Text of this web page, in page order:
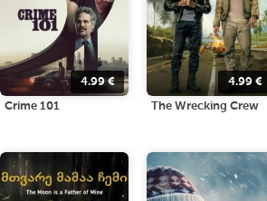
4.99 €
Crime 101
4.99€
The Wrecking Crew